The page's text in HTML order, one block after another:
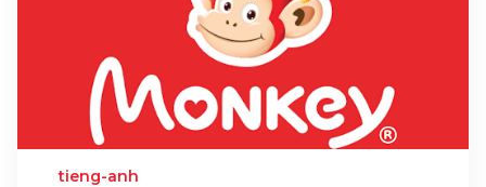
tieng-anh